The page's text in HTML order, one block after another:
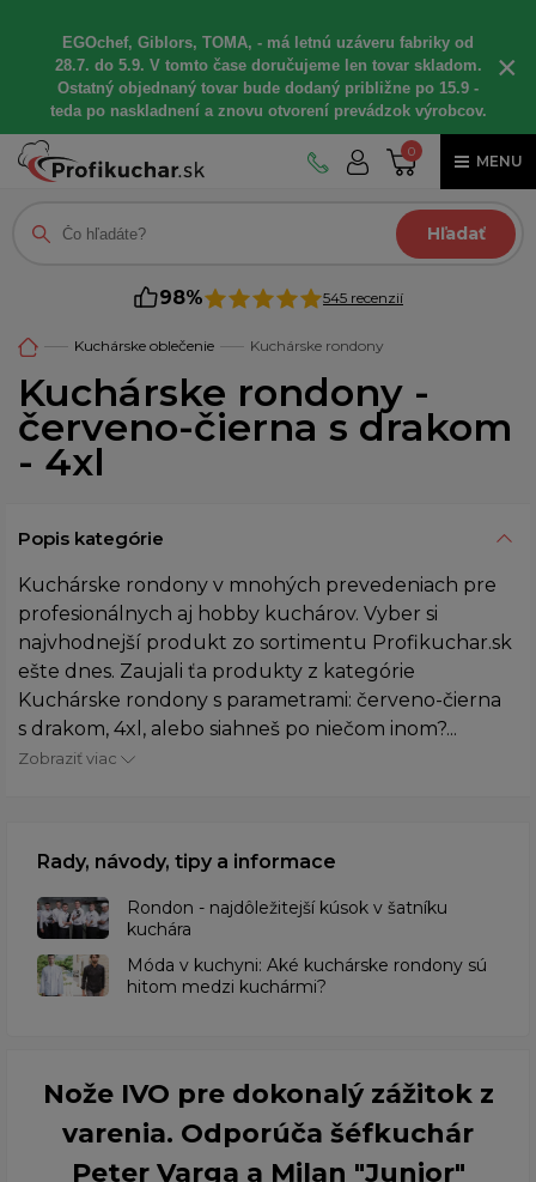
EGOchef, Giblors, TOMA, - má letnú uzáveru fabriky od
28.7. do 5.9. V tomto čase doručujeme len tovar skladom.
Ostatný objednaný tovar bude dodaný približne po 15.9 -
teda po naskladnení a znovu otvorení prevádzok výrobcov.
×
0
MENU
Hľadať
98% 545 recenzií
Kuchárske oblečenie Kuchárske rondony
Kuchárske rondony -
červeno-čierna s drakom
- 4xl
Popis kategórie
Kuchárske rondony v mnohých prevedeniach pre
profesionálnych aj hobby kuchárov. Vyber si
najvhodnejší produkt zo sortimentu Profikuchar.sk
ešte dnes. Zaujali ťa produkty z kategórie
Kuchárske rondony s parametrami: červeno-čierna
s drakom, 4xl, alebo siahneš po niečom inom?...
Zobraziť viac
Rady, návody, tipy a informace
Rondon - najdôležitejší kúsok v šatníku
kuchára
​Móda v kuchyni: Aké kuchárske rondony sú
hitom medzi kuchármi?
Nože IVO pre dokonalý zážitok z
varenia. Odporúča šéfkuchár
Peter Varga a Milan "Junior"